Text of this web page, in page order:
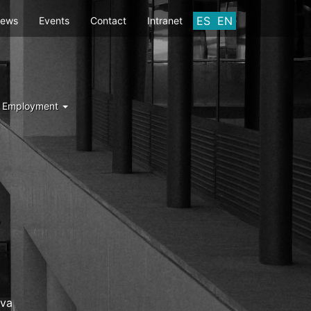
ES EN
Events Contact Intranet